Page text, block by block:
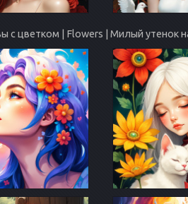
с цветком | Flowers | Милый утенок